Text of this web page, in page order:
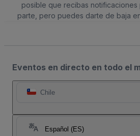
posible que recibas notificaciones
parte, pero puedes darte de baja
Eventos en directo en todo el
Chile
Español (ES)